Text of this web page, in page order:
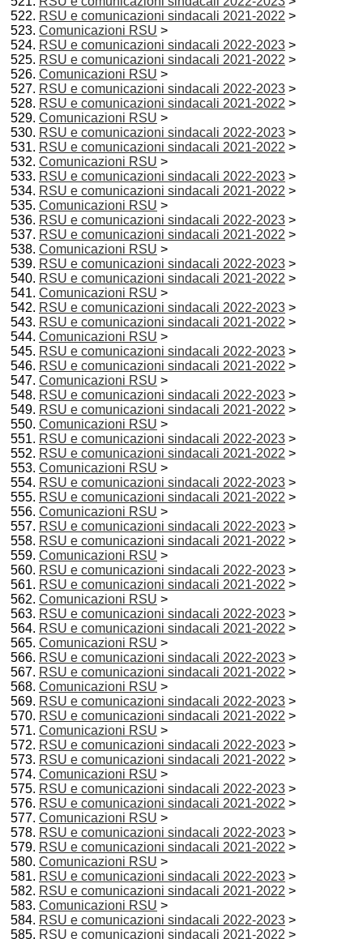
RSU e comunicazioni sindacali 2021-2022 >
Comunicazioni RSU >
RSU e comunicazioni sindacali 2022-2023 >
RSU e comunicazioni sindacali 2021-2022 >
Comunicazioni RSU >
RSU e comunicazioni sindacali 2022-2023 >
RSU e comunicazioni sindacali 2021-2022 >
Comunicazioni RSU >
RSU e comunicazioni sindacali 2022-2023 >
RSU e comunicazioni sindacali 2021-2022 >
Comunicazioni RSU >
RSU e comunicazioni sindacali 2022-2023 >
RSU e comunicazioni sindacali 2021-2022 >
Comunicazioni RSU >
RSU e comunicazioni sindacali 2022-2023 >
RSU e comunicazioni sindacali 2021-2022 >
Comunicazioni RSU >
RSU e comunicazioni sindacali 2022-2023 >
RSU e comunicazioni sindacali 2021-2022 >
Comunicazioni RSU >
RSU e comunicazioni sindacali 2022-2023 >
RSU e comunicazioni sindacali 2021-2022 >
Comunicazioni RSU >
RSU e comunicazioni sindacali 2022-2023 >
RSU e comunicazioni sindacali 2021-2022 >
Comunicazioni RSU >
RSU e comunicazioni sindacali 2022-2023 >
RSU e comunicazioni sindacali 2021-2022 >
Comunicazioni RSU >
RSU e comunicazioni sindacali 2022-2023 >
RSU e comunicazioni sindacali 2021-2022 >
Comunicazioni RSU >
RSU e comunicazioni sindacali 2022-2023 >
RSU e comunicazioni sindacali 2021-2022 >
Comunicazioni RSU >
RSU e comunicazioni sindacali 2022-2023 >
RSU e comunicazioni sindacali 2021-2022 >
Comunicazioni RSU >
RSU e comunicazioni sindacali 2022-2023 >
RSU e comunicazioni sindacali 2021-2022 >
Comunicazioni RSU >
RSU e comunicazioni sindacali 2022-2023 >
RSU e comunicazioni sindacali 2021-2022 >
Comunicazioni RSU >
RSU e comunicazioni sindacali 2022-2023 >
RSU e comunicazioni sindacali 2021-2022 >
Comunicazioni RSU >
RSU e comunicazioni sindacali 2022-2023 >
RSU e comunicazioni sindacali 2021-2022 >
Comunicazioni RSU >
RSU e comunicazioni sindacali 2022-2023 >
RSU e comunicazioni sindacali 2021-2022 >
Comunicazioni RSU >
RSU e comunicazioni sindacali 2022-2023 >
RSU e comunicazioni sindacali 2021-2022 >
Comunicazioni RSU >
RSU e comunicazioni sindacali 2022-2023 >
RSU e comunicazioni sindacali 2021-2022 >
Comunicazioni RSU >
RSU e comunicazioni sindacali 2022-2023 >
RSU e comunicazioni sindacali 2021-2022 >
Comunicazioni RSU >
RSU e comunicazioni sindacali 2022-2023 >
RSU e comunicazioni sindacali 2021-2022 >